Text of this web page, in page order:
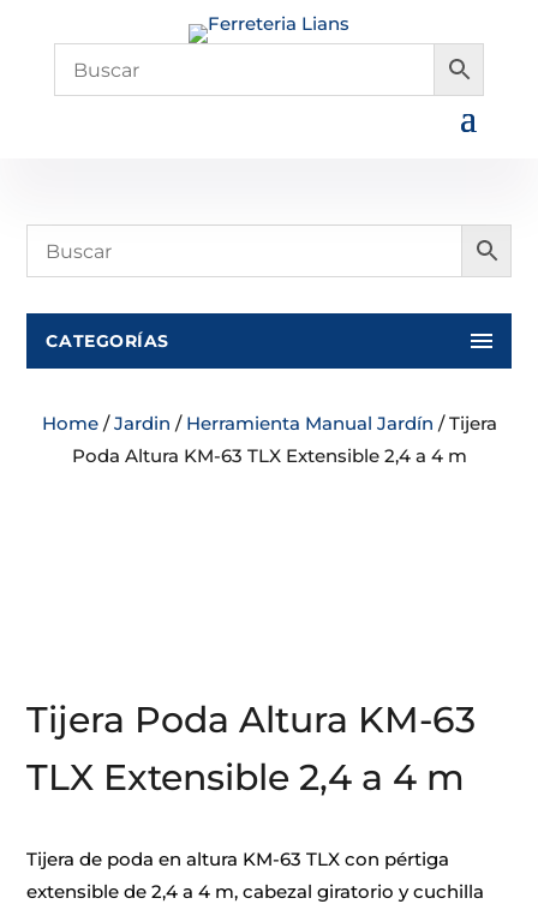
CATEGORÍAS
Home/Jardin / Herramienta Manual Jardín / Tijera
Poda Altura KM-63 TLX Extensible 2,4 a 4 m
Tijera Poda Altura KM-63
TLX Extensible 2,4 a 4 m
Tijera de poda en altura KM-63 TLX con pértiga
extensible de 2,4 a 4 m, cabezal giratorio y cuchilla